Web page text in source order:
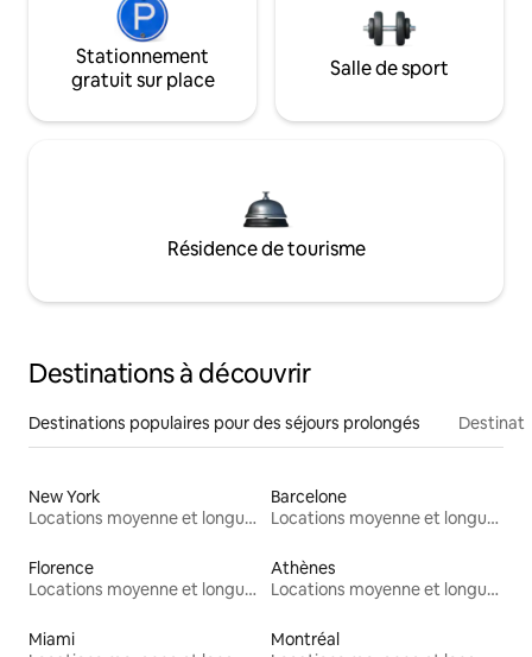
Stationnement
gratuit sur place
Salle de sport
Résidence de tourisme
Destinations à découvrir
Destinations populaires pour des séjours prolongés
New York
Locations moyenne et longue durée
Barcelone
Locations moyenne et longue durée
Florence
Locations moyenne et longue durée
Athènes
Locations moyenne et longue durée
Miami
Montréal